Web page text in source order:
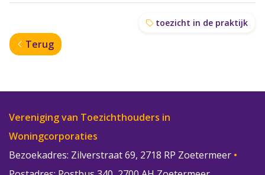
toezicht in de praktijk
Terug
Vereniging van Toezichthouders in
Woningcorporaties
Bezoekadres: Zilverstraat 69, 2718 RP Zoetermeer •